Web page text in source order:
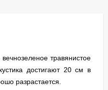
травянистое
достигают 20 см в
разрастается.